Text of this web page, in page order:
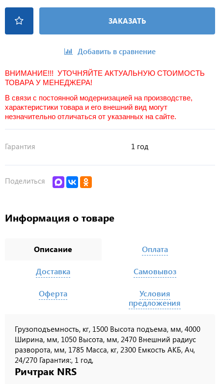
ЗАКАЗАТЬ
Добавить в сравнение
ВНИМАНИЕ!!! УТОЧНЯЙТЕ АКТУАЛЬНУЮ СТОИМОСТЬ
ТОВАРА У МЕНЕДЖЕРА!
В связи с постоянной модернизацией на производстве,
характеристики товара и его внешний вид могут
незначительно отличаться от указанных на сайте.
Гарантия 1 год
Поделиться
Информация о товаре
Описание
Грузоподъемность, кг, 1500 Высота подъема, мм, 4000
Ширина, мм, 1050 Высота, мм, 2470 Внешний радиус
разворота, мм, 1785 Масса, кг, 2300 Емкость АКБ, Ач,
24/270 Гарантия:, 1 год,
Ричтрак NRS
Оплата
Доставка Самовывоз
Оферта
Условия
предложения